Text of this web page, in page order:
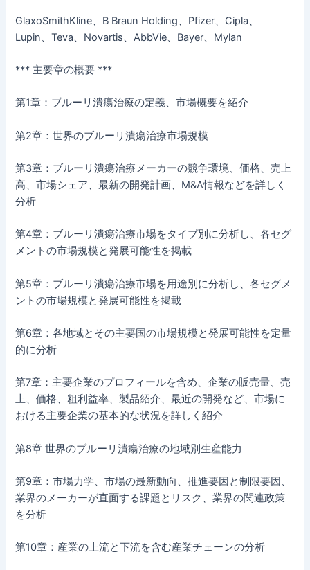
GlaxoSmithKline、B Braun Holding、Pfizer、Cipla、
Lupin、Teva、Novartis、AbbVie、Bayer、Mylan
*** 主要章の概要 ***
第1章：ブルーリ潰瘍治療の定義、市場概要を紹介
第2章：世界のブルーリ潰瘍治療市場規模
第3章：ブルーリ潰瘍治療メーカーの競争環境、価格、売上
高、市場シェア、最新の開発計画、M&A情報などを詳しく
分析
第4章：ブルーリ潰瘍治療市場をタイプ別に分析し、各セグ
メントの市場規模と発展可能性を掲載
第5章：ブルーリ潰瘍治療市場を用途別に分析し、各セグメ
ントの市場規模と発展可能性を掲載
第6章：各地域とその主要国の市場規模と発展可能性を定量
的に分析
第7章：主要企業のプロフィールを含め、企業の販売量、売
上、価格、粗利益率、製品紹介、最近の開発など、市場に
おける主要企業の基本的な状況を詳しく紹介
第8章 世界のブルーリ潰瘍治療の地域別生産能力
第9章：市場力学、市場の最新動向、推進要因と制限要因、
業界のメーカーが直面する課題とリスク、業界の関連政策
を分析
第10章：産業の上流と下流を含む産業チェーンの分析